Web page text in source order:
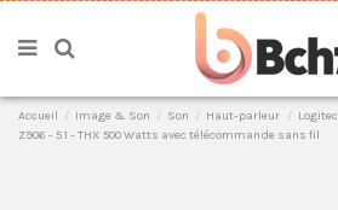
Accueil Image & Son Son Haut-parleur
Z906 - 5.1 - THX 500 Watts avec télécommande sans fil